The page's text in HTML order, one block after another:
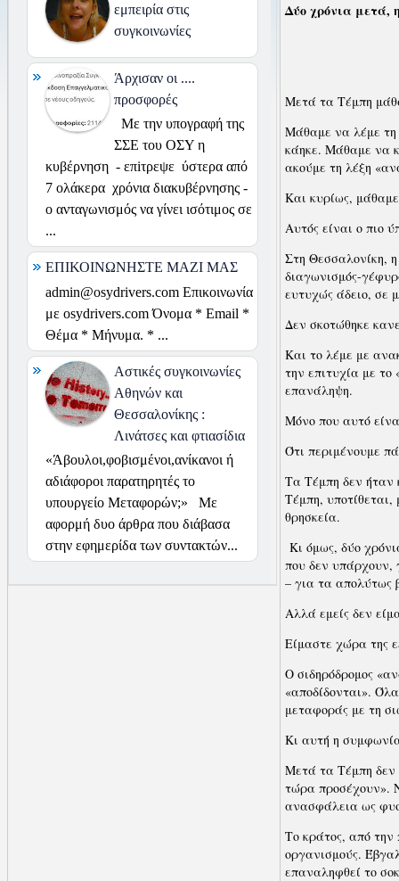
Δύο χρόνια
Μετά τα Τέμπη
Μάθαμε να λέμε τη
κάηκε. Μάθαμε να
ακούμε τη λέξη
Και κυρίως,
Αυτός είναι ο πιο
Στη Θεσσαλονίκη,
διαγωνισμός-
ευτυχώς άδειο, σε
Δεν σκοτώθηκε
Και το λέμε με
την επιτυχία με
επανάληψη.
Μόνο που αυτό
Ότι περιμένουμε
Τα Τέμπη δεν ήταν
Τέμπη,
θρησκεία.
Κι όμως, δύο
που δεν υπάρχουν,
– για τα απολύτως
Αλλά εμείς δεν
Είμαστε χώρα της
Ο σιδηρόδρομος
«αποδίδονται».
μεταφοράς με τη
Κι αυτή η
Μετά τα Τέμπη
τώρα προσέχουν».
ανασφάλεια ως
Το κράτος, από την
οργανισμούς.
επαναληφθεί το
εμπειρία στις
συγκοινωνίες
Άρχισαν οι ....
προσφορές
Με την υπογραφή της
ΣΣΕ του ΟΣΥ η
κυβέρνηση - επiτρεψε ύστερα από
7 ολάκερα χρόνια διακυβέρνησης -
ο ανταγωνισμός να γίνει ισότιμος σε
...
ΕΠΙΚΟΙΝΩΝΗΣΤΕ ΜΑΖΙ ΜΑΣ
admin@osydrivers.com Επικοινωνία
με osydrivers.com Όνομα * Email *
Θέμα * Μήνυμα. * ...
Αστικές συγκοινωνίες
Αθηνών και
Θεσσαλονίκης :
Λινάτσες και φτιασίδια
«Άβουλοι,φοβισμένοι,ανίκανοι ή
αδιάφοροι παρατηρητές το
υπουργείο Μεταφορών;» Με
αφορμή δυο άρθρα που διάβασα
στην εφημερίδα των συντακτών...